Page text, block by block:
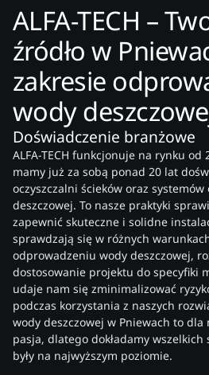
ALFA-TECH –
źródło w
zakresie
wody
Doświadczenie branżowe
ALFA-TECH funkcjonuje na rynku od
mamy już za sobą ponad 20 lat
oczyszczalni ścieków oraz
deszczowej. To nasze praktyki
zapewnić skuteczne i solidne
sprawdzają się w różnych
odprowadzeniu wody deszczowej,
dostosowanie projektu do specyfiki
udaje nam się zminimalizować
podczas korzystania z naszych
wody deszczowej w Pniewach to
pasja, dlatego dokładamy wszelkich
były na najwyższym poziomie.